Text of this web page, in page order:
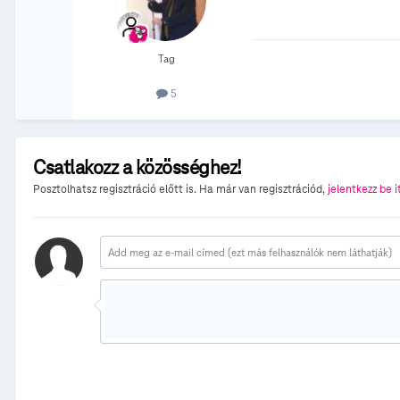
Tag
5
Csatlakozz a közösséghez!
Posztolhatsz regisztráció előtt is. Ha már van regisztrációd,jelentkezz be